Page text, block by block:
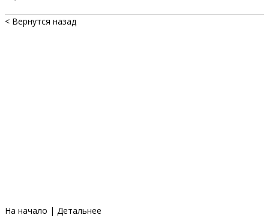
< Вернутся назад
На начало | Детальнее